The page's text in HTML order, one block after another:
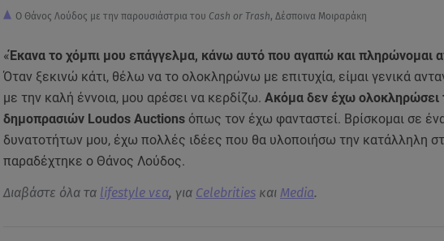
Ο Θάνος Λούδος με την παρουσιάστρια του Cash or Trash, Δέσποινα Μοιραράκη
«Έκανα το χόμπι μου επάγγελμα, κάνω αυτό που αγαπώ και πληρώνομαι
Όταν ξεκινώ κάτι, θέλω να το ολοκληρώνω με επιτυχία, είμαι γενικά
με την καλή έννοια, μου αρέσει να κερδίζω. Ακόμα δεν έχω ολοκληρώσει
δημοπρασιών Loudos Auctions όπως τον έχω φανταστεί. Βρίσκομαι σε
δυνατοτήτων μου, έχω πολλές ιδέες που θα υλοποιήσω την κατάλληλη
παραδέχτηκε ο Θάνος Λούδος.
Διαβάστε όλα τα lifestyle νεα, για Celebritiesκαι Media.